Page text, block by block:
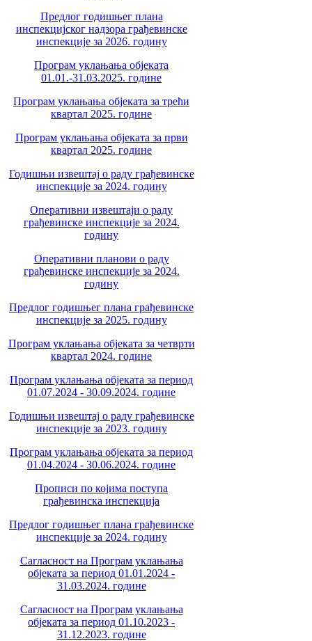
Предлог годишњег плана
инспекцијског надзора грађевинске
инспекције за 2026. годину
Програм уклањања објеката
01.01.-31.03.2025. године
Програм уклањања објеката за трећи
квартал 2025. године
Програм уклањања објеката за први
квартал 2025. године
Годишњи извештај о раду грађевинске
инспекције за 2024. годину
Оперативни извештаји о раду
грађевинске инспекције за 2024.
годину
Оперативни планови о раду
грађевинске инспекције за 2024.
годину
Предлог годишњег плана грађевинске
инспекције за 2025. годину
Програм уклањања објеката за четврти
квартал 2024. године
Програм уклањања објеката за период
01.07.2024 - 30.09.2024. године
Годишњи извештај о раду грађевинске
инспекције за 2023. годину
Програм уклањања објеката за период
01.04.2024 - 30.06.2024. године
Прописи по којима поступа
грађевинска инспекција
Предлог годишњег плана грађевинске
инспекције за 2024. годину
Сагласност на Програм уклањања
објеката за период 01.01.2024 -
31.03.2024. године
Сагласност на Програм уклањања
објеката за период 01.10.2023 -
31.12.2023. године